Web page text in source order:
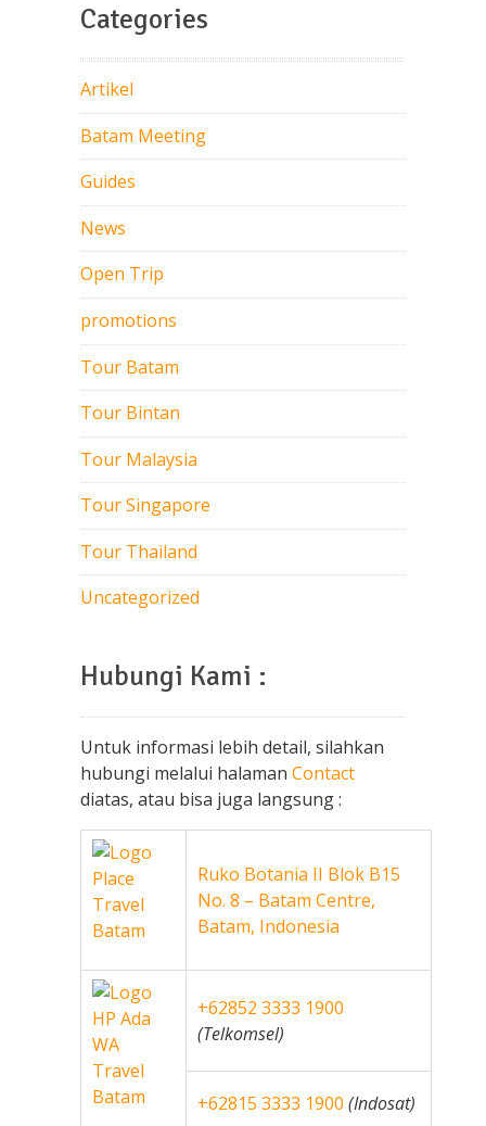
Categories
Artikel
Batam Meeting
Guides
News
Open Trip
promotions
Tour Batam
Tour Bintan
Tour Malaysia
Tour Singapore
Tour Thailand
Uncategorized
Hubungi Kami :
Untuk informasi lebih detail, silahkan
hubungi melalui halaman Contact
diatas, atau bisa juga langsung :
Ruko Botania II Blok B15
No. 8 – Batam Centre,
Batam, Indonesia
+62852 3333 1900
(Telkomsel)
+62815 3333 1900 (Indosat)